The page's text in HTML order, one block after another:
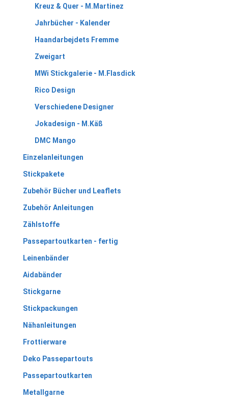
Kreuz & Quer - M.Martinez
Jahrbücher - Kalender
Haandarbejdets Fremme
Zweigart
MWi Stickgalerie - M.Flasdick
Rico Design
Verschiedene Designer
Jokadesign - M.Käß
DMC Mango
Einzelanleitungen
Stickpakete
Zubehör Bücher und Leaflets
Zubehör Anleitungen
Zählstoffe
Passepartoutkarten - fertig
Leinenbänder
Aidabänder
Stickgarne
Stickpackungen
Nähanleitungen
Frottierware
Deko Passepartouts
Passepartoutkarten
Metallgarne